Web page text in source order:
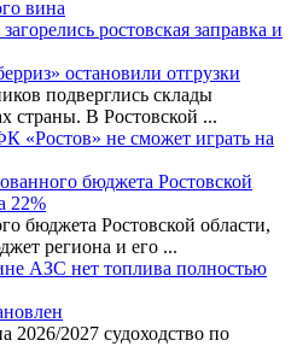
вина
ростовская заправка и
остановили отгрузки
подверглись склады
страны. В Ростовской ...
«Ростов» не сможет играть на
бюджета Ростовской
22%
бюджета Ростовской области,
региона и его ...
АЗС нет топлива полностью
2026/2027 судоходство по